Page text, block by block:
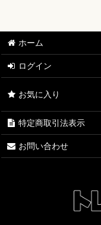
【ワンピースカード】
15】
【ワンピースカード】
CRISIS【EB-04】
【ワンピースカード】
【ワンピースカード】
【ワンピースカード】
ホーム
ログイン
お気に入り
特定商取引法表示
お問い合わせ